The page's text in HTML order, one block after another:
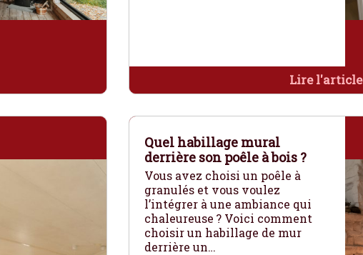
Lire l'article
Quel habillage mural
derrière son poêle à bois ?
Vous avez choisi un poêle à
granulés et vous voulez
l’intégrer à une ambiance qui
chaleureuse ? Voici comment
choisir un habillage de mur
derrière un…